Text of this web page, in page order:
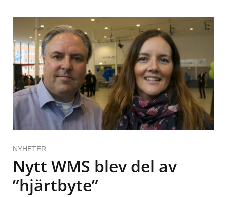
NYHETER
Nytt WMS blev del av
”hjärtbyte”